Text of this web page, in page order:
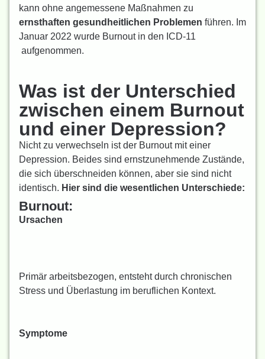
kann ohne angemessene Maßnahmen zu
ernsthaften gesundheitlichen Problemen führen. Im
Januar 2022 wurde Burnout in den ICD-11
aufgenommen.
Was ist der Unterschied
zwischen einem Burnout
und einer Depression?
Nicht zu verwechseln ist der Burnout mit einer
Depression. Beides sind ernstzunehmende Zustände,
die sich überschneiden können, aber sie sind nicht
identisch. Hier sind die wesentlichen Unterschiede:
Burnout:
Ursachen
Primär arbeitsbezogen, entsteht durch chronischen
Stress und Überlastung im beruflichen Kontext.
Symptome